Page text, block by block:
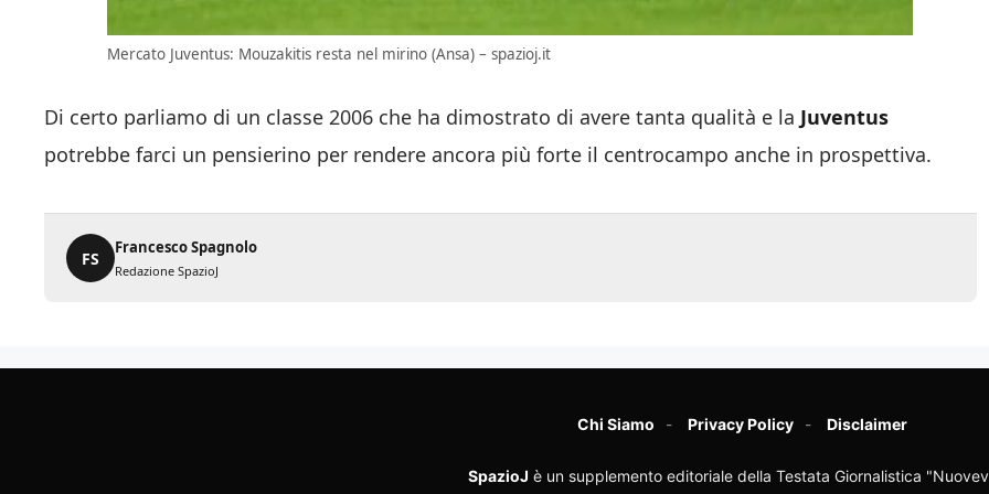
Mercato Juventus: Mouzakitis resta nel mirino (Ansa) – spazioj.it
Di certo parliamo di un classe 2006 che ha dimostrato di avere tanta qualità e la Juventus
potrebbe farci un pensierino per rendere ancora più forte il centrocampo anche in prospettiva.
FS
Francesco Spagnolo
Redazione SpazioJ
Chi Siamo Privacy Policy Disclaimer
SpazioJ è un supplemento editoriale della Testata Giornalistica